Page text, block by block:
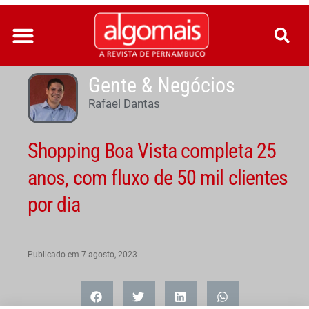
Ir
para
conteúdo
Gente & Negócios
Rafael Dantas
Shopping Boa Vista completa 25
anos, com fluxo de 50 mil clientes
por dia
Publicado em 7 agosto, 2023